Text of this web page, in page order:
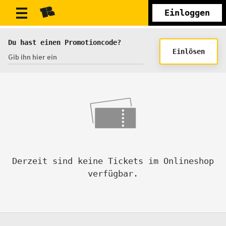
Einloggen
Du hast einen Promotioncode?
Einlösen
Derzeit sind keine Tickets im Onlineshop
verfügbar.